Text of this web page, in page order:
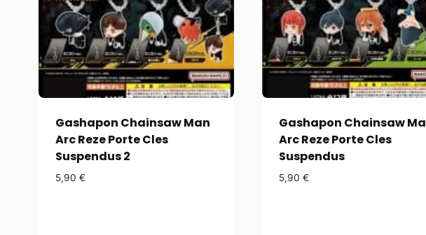
Gashapon Chainsaw Man
Arc Reze Porte Cles
Suspendus 2
5,90 €
Gashapon Chainsaw
Arc Reze Porte Cles
Suspendus
5,90 €